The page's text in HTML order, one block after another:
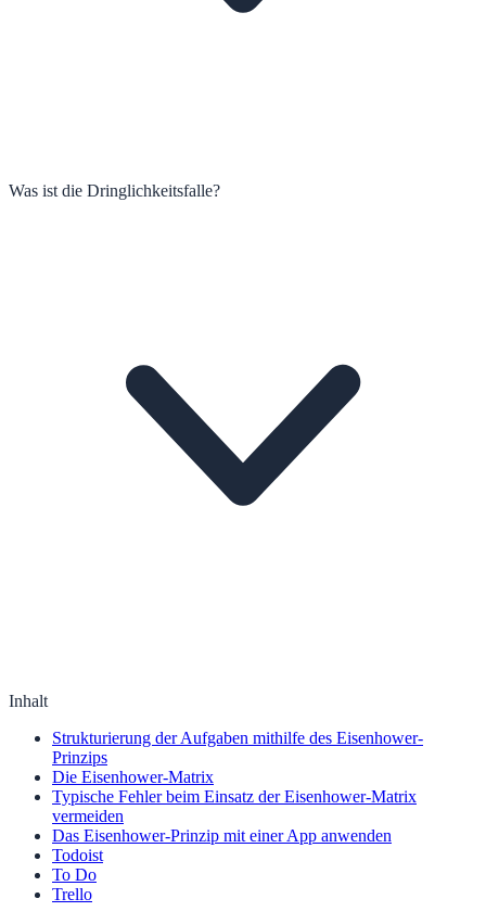
Was ist die Dringlichkeitsfalle?
Inhalt
Strukturierung der Aufgaben mithilfe des Eisenhower-
Prinzips
Die Eisenhower-Matrix
Typische Fehler beim Einsatz der Eisenhower-Matrix
vermeiden
Das Eisenhower-Prinzip mit einer App anwenden
Todoist
To Do
Trello